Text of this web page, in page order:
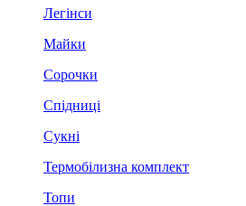
Легінси
Майки
Сорочки
Спідниці
Сукні
Термобілизна комплект
Топи